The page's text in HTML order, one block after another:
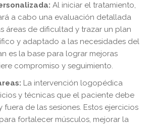
Al iniciar el tratamiento,
a cabo una evaluación detallada
áreas de dificultad y trazar un plan
y adaptado a las necesidades del
es la base para lograr mejoras
compromiso y seguimiento.
La intervención logopédica
y técnicas que el paciente debe
de las sesiones. Estos ejercicios
fortalecer músculos, mejorar la